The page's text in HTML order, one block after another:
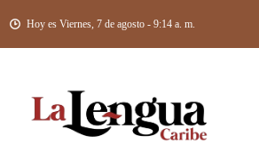
Hoy es Viernes, 7 de agosto - 9:14 a. m.